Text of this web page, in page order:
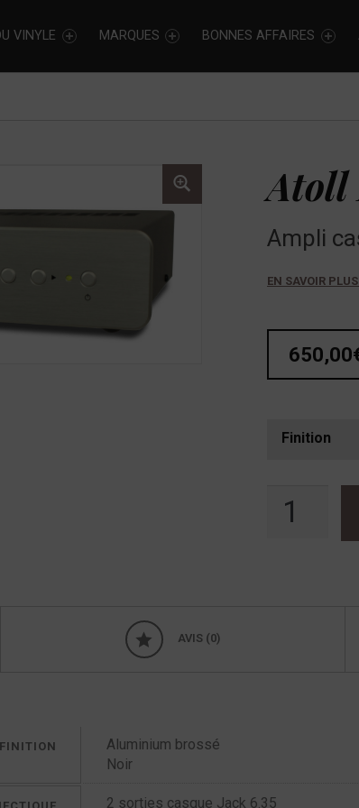
VINYLE MARQUES BONNES AFFAIRES
Atoll
Ampli
EN SAVOIR
650,00
Finition
AVIS (0)
FINITION
Aluminium brossé
Noir
2 sorties casque Jack 6.35